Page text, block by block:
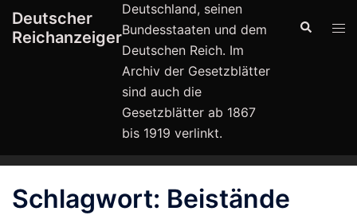
Deutscher
Reichanzeiger
Deutschland, seinen
Bundesstaaten und dem
Deutschen Reich. Im
Archiv der Gesetzblätter
sind auch die
Gesetzblätter ab 1867
bis 1919 verlinkt.
Suche
Schlagwort: Beistände